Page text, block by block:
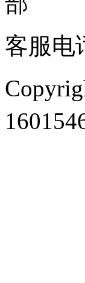
客服电